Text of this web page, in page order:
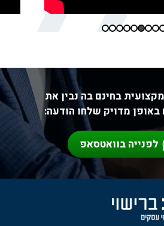
בחינם בה נבין את
מדויק שלחו הודעה:
לפנייה בוואטסאפ